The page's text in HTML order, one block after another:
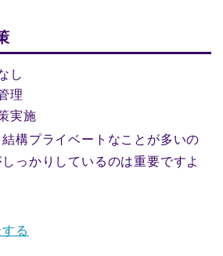
し
理
実施
構プライベートなことが多いの
っかりしているのは重要ですよ
る